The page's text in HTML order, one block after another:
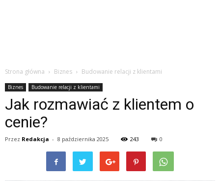
Strona główna Biznes Budowanie relacji z klientami
Biznes Budowanie relacji z klientami
Jak rozmawiać z klientem o
cenie?
Przez Redakcja - 8 października 2025 243 0